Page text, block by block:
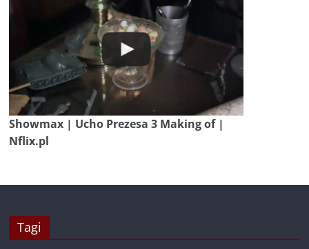
Showmax | Ucho Prezesa 3 Making of |
Nflix.pl
Tagi